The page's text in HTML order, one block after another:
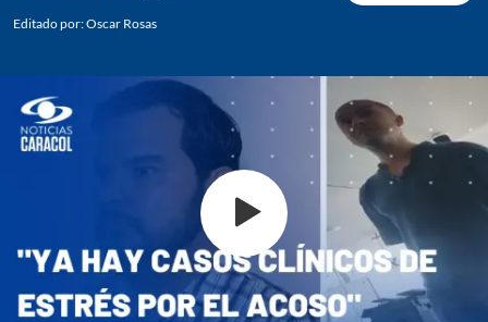
Editado por:Oscar Rosas